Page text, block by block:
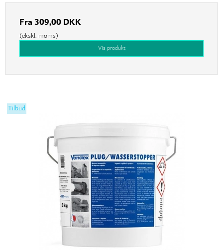
Fra 309,00 DKK
(ekskl. moms)
Vis produkt
Tilbud